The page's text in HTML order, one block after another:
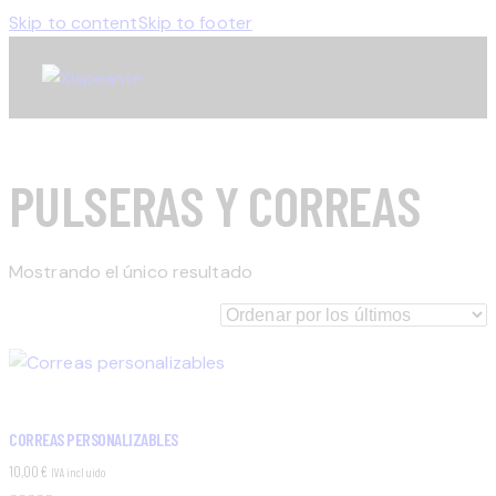
Skip to contentSkip to footer
PULSERAS Y CORREAS
Mostrando el único resultado
CORREAS PERSONALIZABLES
10,00€ IVA incluido